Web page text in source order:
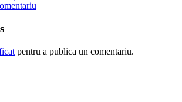
pentru a publica un comentariu.